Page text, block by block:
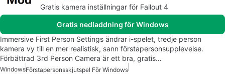
Gratis kamera inställningar för Fallout 4
Gratis nedladdning för Windows
Immersive First Person Settings ändrar i-spelet, tredje person
kamera vy till en mer realistisk, sann förstapersonsupplevelse.
Förbättrad 3rd Person Camera är ett bra, gratis…
WindowsFörstapersonsskjutspel För Windows